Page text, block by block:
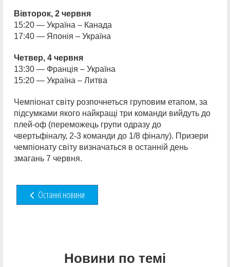
Вівторок, 2 червня
15:20 — Україна – Канада
17:40 — Японія – Україна
Четвер, 4 червня
13:30 — Франція – Україна
15:20 — Україна – Литва
Чемпіонат світу розпочнеться груповим етапом, за
підсумками якого найкращі три команди вийдуть до
плей-оф (переможець групи одразу до
чвертьфіналу, 2-3 команди до 1/8 фіналу). Призери
чемпіонату світу визначаться в останній день
змагань 7 червня.
Останні новини
Новини по темі